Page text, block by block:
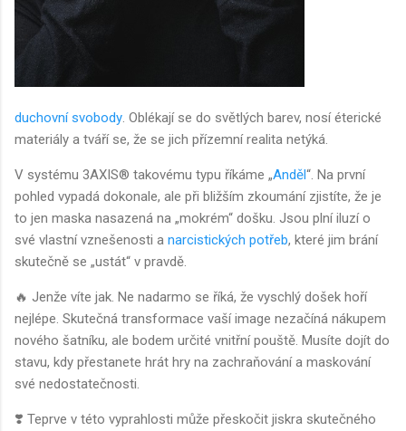
duchovní svobody . Oblékají se do světlých barev, nosí éterické
materiály a tváří se, že se jich přízemní realita netýká.
V systému 3AXIS® takovému typu říkáme „Anděl“. Na první
pohled vypadá dokonale, ale při bližším zkoumání zjistíte, že je
to jen maska nasazená na „mokrém“ došku. Jsou plní iluzí o
své vlastní vznešenosti a narcistických potřeb, které jim brání
skutečně se „ustát“ v pravdě.
🔥 Jenže víte jak. Ne nadarmo se říká, že vyschlý došek hoří
nejlépe. Skutečná transformace vaší image nezačíná nákupem
nového šatníku, ale bodem určité vnitřní pouště. Musíte dojít do
stavu, kdy přestanete hrát hry na zachraňování a maskování
své nedostatečnosti.
❣️ Teprve v této vyprahlosti může přeskočit jiskra skutečného